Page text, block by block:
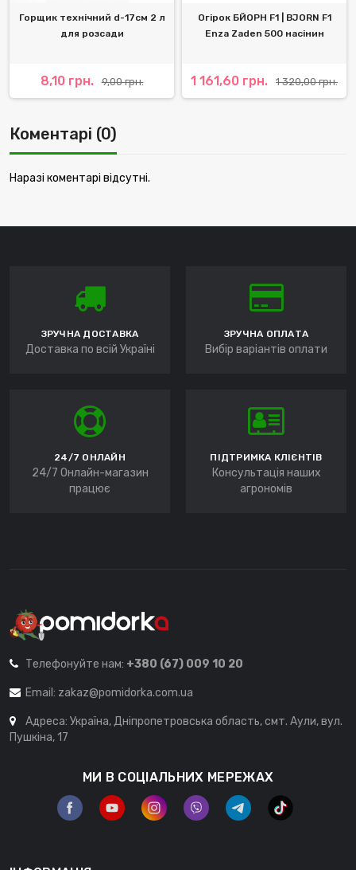
Горщик технічний d-17см 2 л
для розсади
8,10 грн. 9,00 грн.
Огірок БЙОРН F1 | BJORN F1
Enza Zaden 500 насінин
1 161,60 грн. 1 320,00 грн.
Коментарі (0)
Наразі коментарі відсутні.
ЗРУЧНА ДОСТАВКА
Доставка по всій Україні
ЗРУЧНА ОПЛАТА
Вибір варіантів оплати
24/7 ОНЛАЙН
24/7 Онлайн-магазин
працює
ПІДТРИМКА КЛІЄНТІВ
Консультація наших
агрономів
Телефонуйте нам: +380 (67) 009 10 20
Email: zakaz@pomidorka.com.ua
Адреса: Україна, Дніпропетровська область, смт. Аули, вул.
Пушкіна, 17
МИ В СОЦІАЛЬНИХ МЕРЕЖАХ